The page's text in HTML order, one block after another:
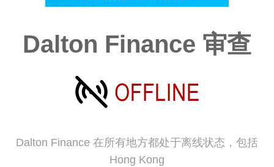
Dalton Finance 审查
Dalton Finance 在所有地方都处于离线状态，包括
Hong Kong